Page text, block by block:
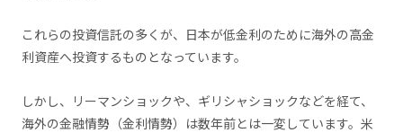
これらの投資信託の多くが、日本が低金利のために海外の高金
利資産へ投資するものとなっています。
しかし、リーマンショックや、ギリシャショックなどを経て、
海外の金融情勢（金利情勢）は数年前とは一変しています。米